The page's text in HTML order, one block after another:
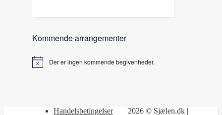
Kommende arrangementer
Notice Der er ingen kommende begivenheder.
2026 © Sjælen.dk |
Handelsbetingelser